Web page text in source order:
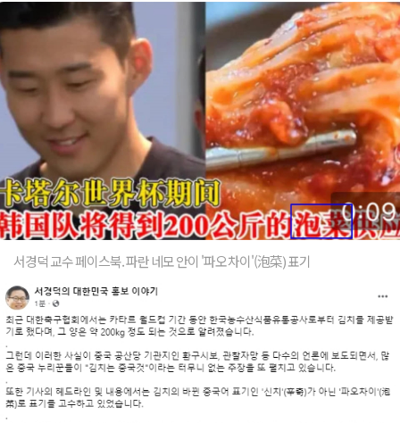
서경덕 교수 페이스북. 파란 네모 안이 '파오차이'(泡菜) 표기